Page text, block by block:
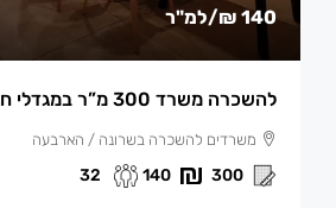
140 ₪ /למ"ר
להשכרה משרד 300 מ”ר במגדלי חג’ג’ תל אביב
משרדים להשכרה בשרונה / הארבעה
300
140
32